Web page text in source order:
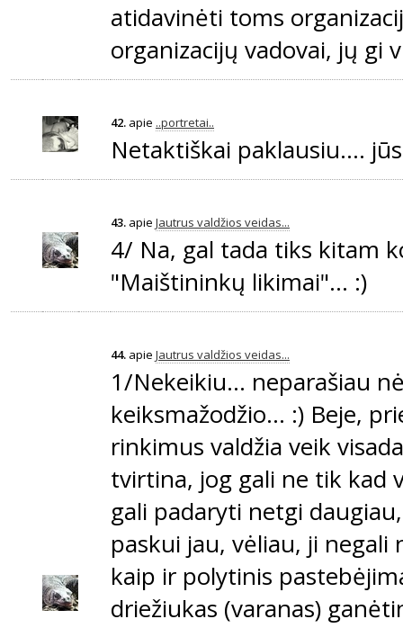
atidavinėti toms
organizacijų vadovai, jų gi
42. apie ..portretai..
Netaktiškai paklausiu....
43. apie Jautrus valdžios veidas...
4/ Na, gal tada tiks kitam
"Maištininkų likimai"... :)
44. apie Jautrus valdžios veidas...
1/Nekeikiu... neparašiau
keiksmažodžio... :) Beje,
rinkimus valdžia veik
tvirtina, jog gali ne tik kad
gali padaryti netgi
paskui jau, vėliau, ji negali
kaip ir polytinis
driežiukas (varanas)